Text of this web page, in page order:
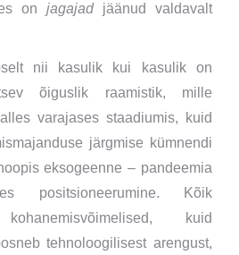
on jagajadjäänud valdavalt
nii kasulik kui kasulik on
õiguslik raamistik, mille
varajases staadiumis, kuid
järgmise kümnendi
eksogeenne – pandeemia
positsioneerumine. Kõik
kuid
tehnoloogilisest arengust,